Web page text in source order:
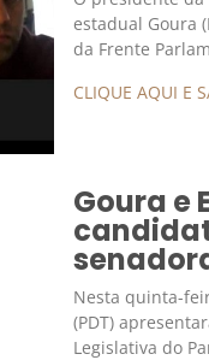
estadual Goura
da Frente
CLIQUE AQUI E
Goura e
Nesta quinta-
(PDT)
Legislativa do